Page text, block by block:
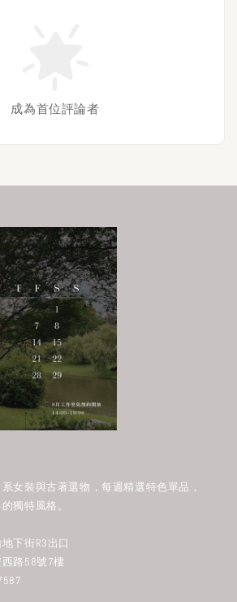
成為首位評論者
系女裝與古著選物，每週精選特色單品，
獨特風格。
下街R3出口
路58號7樓